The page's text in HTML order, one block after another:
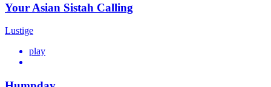
Your Asian Sistah Calling
Lustige
play